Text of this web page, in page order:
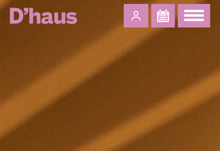
Zum Hauptinhalt springen Zum Footer springen